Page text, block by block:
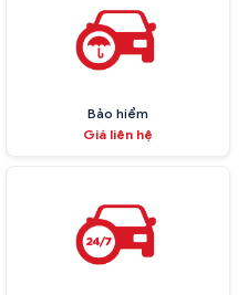
Bảo hiểm
Giá liên hệ